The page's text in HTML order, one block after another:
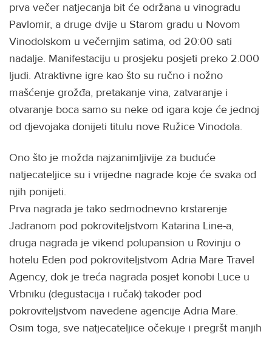
prva večer natjecanja bit će održana u vinogradu
Pavlomir, a druge dvije u Starom gradu u Novom
Vinodolskom u večernjim satima, od 20:00 sati
nadalje. Manifestaciju u prosjeku posjeti preko 2.000
ljudi. Atraktivne igre kao što su ručno i nožno
mašćenje grožđa, pretakanje vina, zatvaranje i
otvaranje boca samo su neke od igara koje će jednoj
od djevojaka donijeti titulu nove Ružice Vinodola.
Ono što je možda najzanimljivije za buduće
natjecateljice su i vrijedne nagrade koje će svaka od
njih ponijeti.
Prva nagrada je tako sedmodnevno krstarenje
Jadranom pod pokroviteljstvom Katarina Line-a,
druga nagrada je vikend polupansion u Rovinju o
hotelu Eden pod pokroviteljstvom Adria Mare Travel
Agency, dok je treća nagrada posjet konobi Luce u
Vrbniku (degustacija i ručak) također pod
pokroviteljstvom navedene agencije Adria Mare.
Osim toga, sve natjecateljice očekuje i pregršt manjih